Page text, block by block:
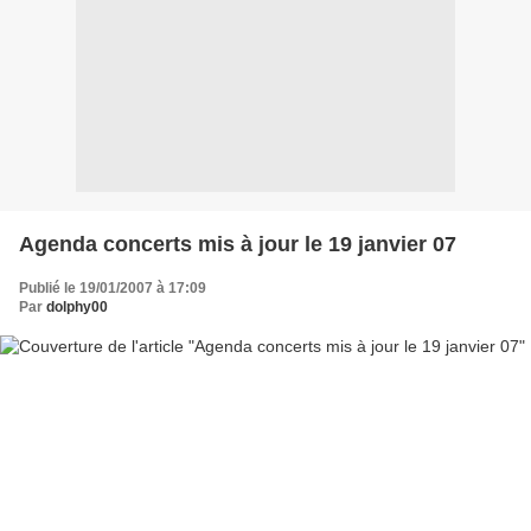
Agenda concerts mis à jour le 19 janvier 07
Publié le 19/01/2007 à 17:09
Par dolphy00